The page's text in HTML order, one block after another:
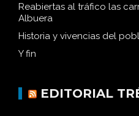
Reabiertas al tráfico las
Albuera
Historia y vivencias del
Y fin
EDITORIAL